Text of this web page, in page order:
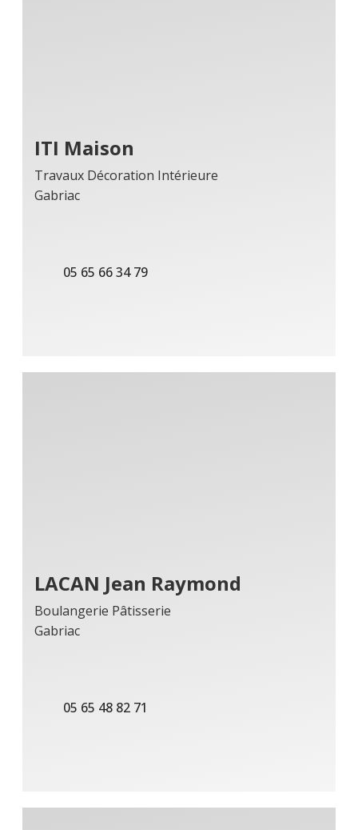
ITI Maison
Travaux Décoration Intérieure
Gabriac
05 65 66 34 79
LACAN Jean Raymond
Boulangerie Pâtisserie
Gabriac
05 65 48 82 71